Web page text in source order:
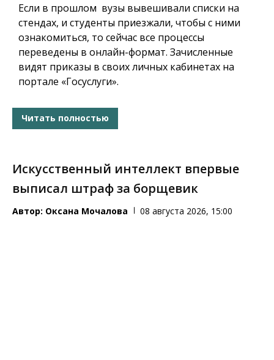
Если в прошлом вузы вывешивали списки на
стендах, и студенты приезжали, чтобы с ними
ознакомиться, то сейчас все процессы
переведены в онлайн-формат. Зачисленные
видят приказы в своих личных кабинетах на
портале «Госуслуги».
Читать полностью
Искусственный интеллект впервые
выписал штраф за борщевик
Автор: Оксана Мочалова 08 августа 2026, 15:00